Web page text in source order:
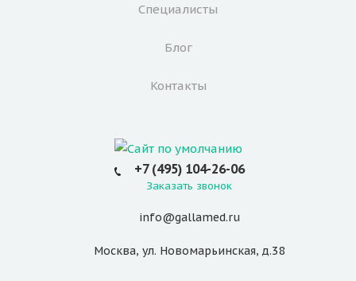
Специалисты
Блог
Контакты
+7 (495) 104-26-06
Заказать звонок
info@gallamed.ru
Москва, ул. Новомарьинская, д.38